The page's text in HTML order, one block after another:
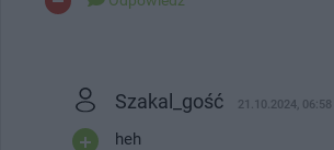
Szakal_gość 21.10.2024, 06:58
heh